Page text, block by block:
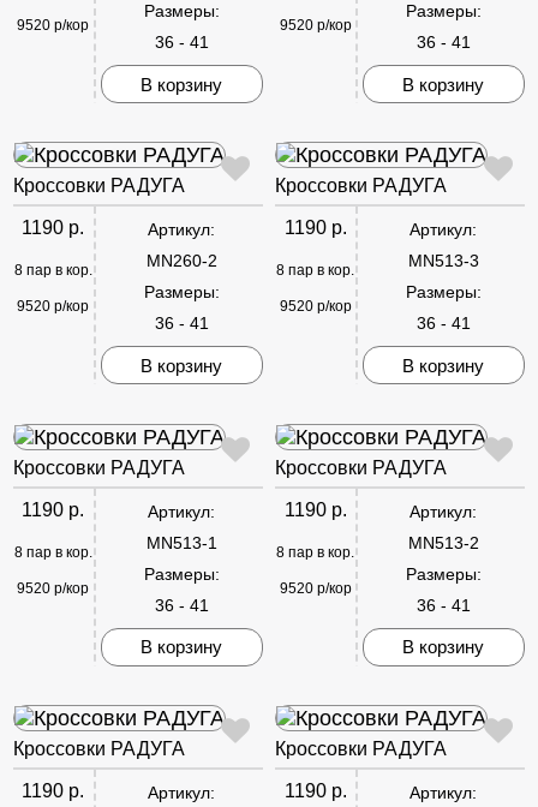
9520 р/кор
Размеры:
36 - 41
В корзину
9520 р/кор
Размеры:
36 - 41
В корзину
Кроссовки РАДУГА
1190 р.
8 пар в кор.
9520 р/кор
Артикул:
MN260-2
Размеры:
36 - 41
В корзину
Кроссовки РАДУГА
1190 р.
8 пар в кор.
9520 р/кор
Артикул:
MN513-3
Размеры:
36 - 41
В корзину
Кроссовки РАДУГА
1190 р.
8 пар в кор.
9520 р/кор
Артикул:
MN513-1
Размеры:
36 - 41
В корзину
Кроссовки РАДУГА
1190 р.
8 пар в кор.
9520 р/кор
Артикул:
MN513-2
Размеры:
36 - 41
В корзину
Кроссовки РАДУГА
1190 р. Артикул:
Кроссовки РАДУГА
1190 р. Артикул: